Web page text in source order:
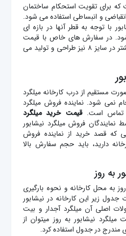
که برای تقویت استحکام ساختمان
و انبساطی استفاده می شود.
با توجه به قطر آنها در بازه ای
می شود. در سفارش های خاص با قیمت
میلگرد حرارتی نیشابور بیشتر در سایز ۸ نیز طراحی و تولید می
مستقیم از درب کارخانه میلگرد
نمی شود. نماینده فروش میلگرد
تماس است.قیمت خرید میلگرد
نمایندگان فروش میلگرد نیشابور
که قصد خرید از نماینده فروش
دارید، باید حجم سفارش بالا
به روز
به محل کارخانه و نحوه بارگیری
زیر این کارخانه در نیشابور
اصلی آن میلگرد آجدار و بیت
نیشابور به روز میتوان از
در جدول استفاده کرد.